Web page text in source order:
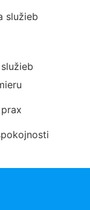
služieb